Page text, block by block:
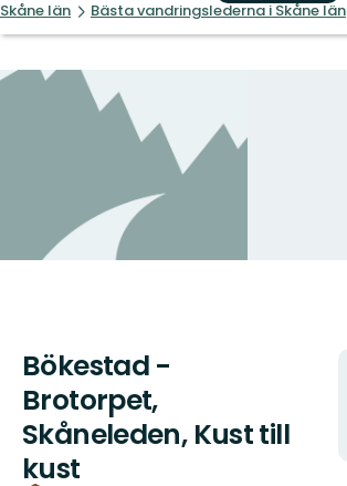
Skåne län Bästa vandringslederna i Skåne län
Bökestad -
Brotorpet,
Skåneleden, Kust till
kust